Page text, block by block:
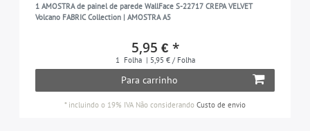
1 AMOSTRA de painel de parede WallFace S-22717 CREPA VELVET
Volcano FABRIC Collection | AMOSTRA A5
5,95 € *
1 Folha | 5,95 € / Folha
Para carrinho
* incluindo o 19% IVA Não considerando Custo de envio